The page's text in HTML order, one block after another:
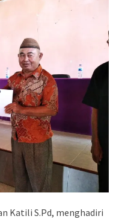
Katili S.Pd, menghadiri